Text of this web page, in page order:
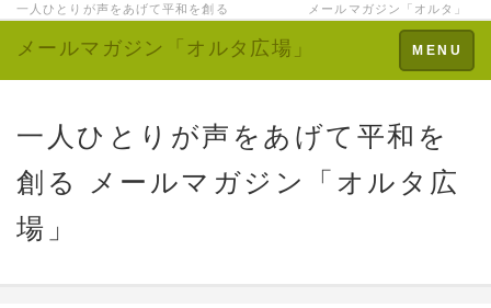
一人ひとりが声をあげて平和を創る メールマガジン「オルタ」
Toggle
navigation
MENU
メールマガジン「オルタ広場」
一人ひとりが声をあげて平和を
創る メールマガジン「オルタ広
場」